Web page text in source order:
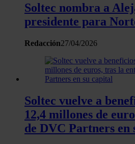
Soltec nombra a
presidente para
Redacción27/04/2026
Soltec vuelve a
12,4 millones de
de DVC Partners en